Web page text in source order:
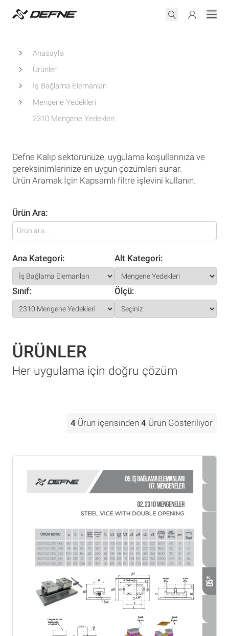
Anasayfa
Ürünler
İş Bağlama Elemanları
Mengene Yedekleri
2310 Mengene Yedekleri
Defne Kalıp sektörünüze, uygulama koşullarınıza ve
gereksinimlerinize en uygun çözümleri sunar.
Ürün Aramak İçin Kapsamlı filtre işlevini kullanın.
Ürün Ara:
Ana Kategori: Alt Kategori:
Sınıf: Ölçü:
ÜRÜNLER
Her uygulama için doğru çözüm
4 Ürün içerisinden 4 Ürün Gösteriliyor